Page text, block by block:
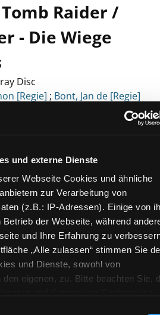
und externe Dienste
Webseite Cookies und ähnliche
zur Verarbeitung von
(z.B.: IP-Adressen). Einige von
der Webseite, während
und Ihre Erfahrung zu
„Alle zulassen“ stimmen Sie
und Dienste, sowohl von
eigenen, zu. Bitte beachten Sie,
Raider /
- Die Wiege
Disc
diesem Verfasser
[Regie] ; Bont, Jan de [Regie]
Schillerstraße